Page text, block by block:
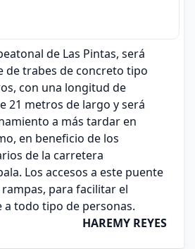
de Las Pintas, será
de trabes de concreto tipo
con una longitud de
21 metros de largo y será
a más tardar en
en beneficio de los
de la carretera
Los accesos a este puente
para facilitar el
a todo tipo de personas.
HAREMY REYES